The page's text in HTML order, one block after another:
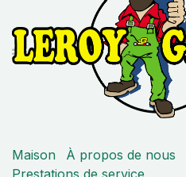
Maison À propos de nous